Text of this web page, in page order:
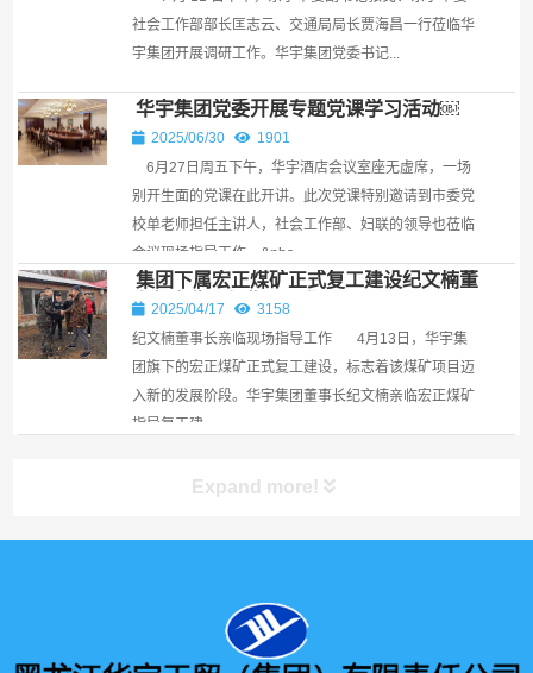
社会工作部部长匡志云、交通局局长贾海昌一行莅临华
宇集团开展调研工作。华宇集团党委书记...
华宇集团党委开展专题党课学习活动￼
2025/06/30
1901
6月27日周五下午，华宇酒店会议室座无虚席，一场
别开生面的党课在此开讲。此次党课特别邀请到市委党
校单老师担任主讲人，社会工作部、妇联的领导也莅临
会议现场指导工作。​ &nbs...
集团下属宏正煤矿正式复工建设纪文楠董
事长亲临现场指导工作￼
2025/04/17
3158
纪文楠董事长亲临现场指导工作 4月13日，华宇集
团旗下的宏正煤矿正式复工建设，标志着该煤矿项目迈
入新的发展阶段。华宇集团董事长纪文楠亲临宏正煤矿
指导复工建...
Expand more!
所有产品